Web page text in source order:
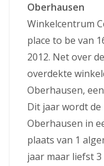
Oberhausen
Winkelcentrum
place to be van
2012. Net over
overdekte
Oberhausen,
Dit jaar wordt
Oberhausen in
plaats van 1
jaar maar liefst